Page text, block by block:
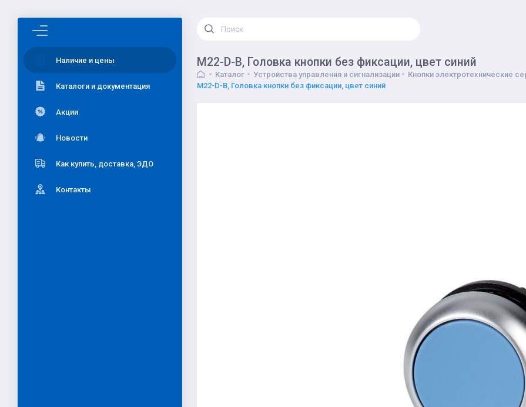
Наличие и цены
Каталоги и документация
Акции
Новости
Как купить, доставка, ЭДО
Контакты
M22-D-B, Головка кнопки без фиксации, цвет синий
Каталог Устройства управления и сигнализации Кнопки электротехнические
M22-D-B, Головка кнопки без фиксации, цвет синий